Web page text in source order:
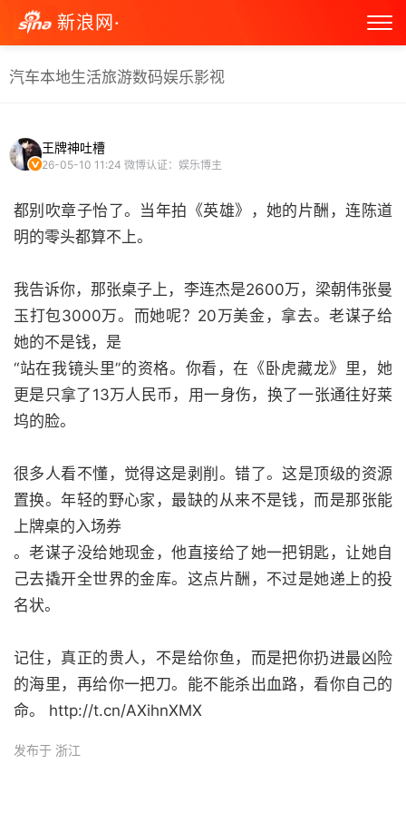
新浪网·
汽车本地生活旅游数码娱乐影视
王牌神吐槽
26-05-10 11:24 微博认证：娱乐博主
都别吹章子怡了。当年拍《英雄》，她的片酬，连陈道
明的零头都算不上。
我告诉你，那张桌子上，李连杰是2600万，梁朝伟张曼
玉打包3000万。而她呢？20万美金，拿去。老谋子给
她的不是钱，是
“站在我镜头里”的资格。你看，在《卧虎藏龙》里，她
更是只拿了13万人民币，用一身伤，换了一张通往好莱
坞的脸。
很多人看不懂，觉得这是剥削。错了。这是顶级的资源
置换。年轻的野心家，最缺的从来不是钱，而是那张能
上牌桌的入场券
。老谋子没给她现金，他直接给了她一把钥匙，让她自
己去撬开全世界的金库。这点片酬，不过是她递上的投
名状。
记住，真正的贵人，不是给你鱼，而是把你扔进最凶险
的海里，再给你一把刀。能不能杀出血路，看你自己的
命。 http://t.cn/AXihnXMX
发布于 浙江